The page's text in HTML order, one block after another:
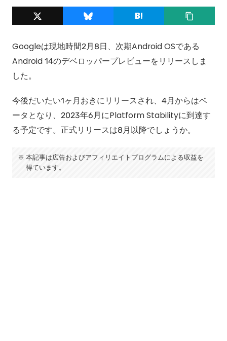
Googleは現地時間2月8日、次期Android OSである
Android 14のデベロッパープレビューをリリースしま
した。
今後だいたい1ヶ月おきにリリースされ、4月からはベ
ータとなり、2023年6月にPlatform Stabilityに到達す
る予定です。正式リリースは8月以降でしょうか。
本記事は広告およびアフィリエイトプログラムによる収益を
得ています。